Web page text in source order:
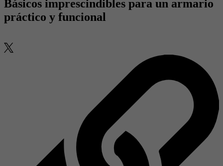
Básicos imprescindibles para un armario
práctico y funcional